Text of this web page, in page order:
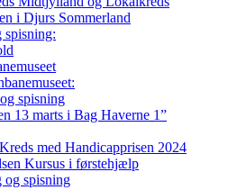
i Djurs Sommerland
spisning
13 marts i Bag Haverne 1”
med Handicapprisen 2024
Kursus i førstehjælp
og spisning